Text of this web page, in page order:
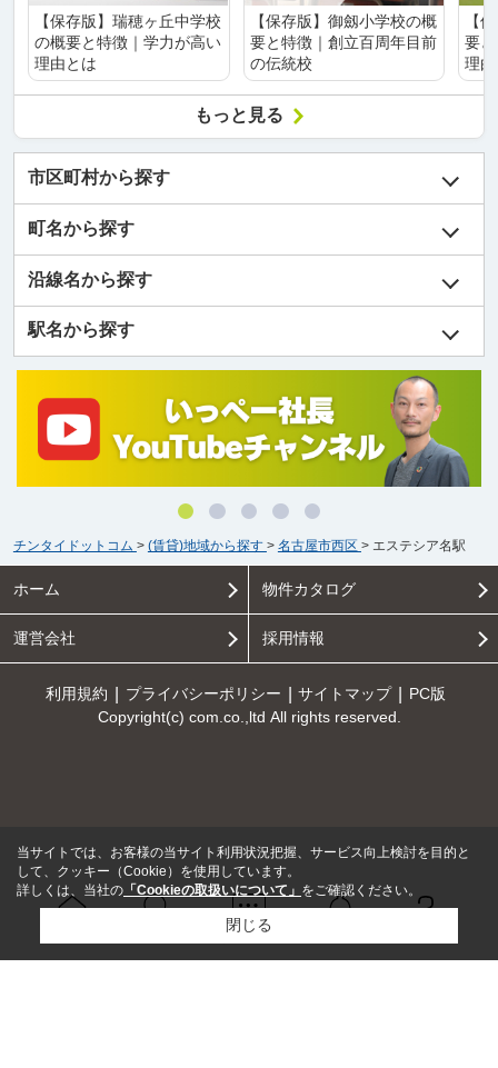
【保存版】瑞穂ヶ丘中学校
の概要と特徴｜学力が高い
理由とは
【保存版】御劔小学校の概
要と特徴｜創立百周年目前
の伝統校
【
要
理
もっと見る
問い合せ
市区町村から探す
町名から探す
沿線名から探す
駅名から探す
チンタイドットコム > (賃貸)地域から探す > 名古屋市西区 > エステシア名駅
ホーム 物件カタログ
運営会社 採用情報
利用規約 プライバシーポリシー サイトマップ
PC版
Copyright(c) com.co.,ltd All rights reserved.
当サイトでは、お客様の当サイト利用状況把握、サービス向上検討を目的と
して、クッキー（Cookie）を使用しています。
詳しくは、当社の 「Cookieの取扱いについて」 をご確認ください。
閉じる